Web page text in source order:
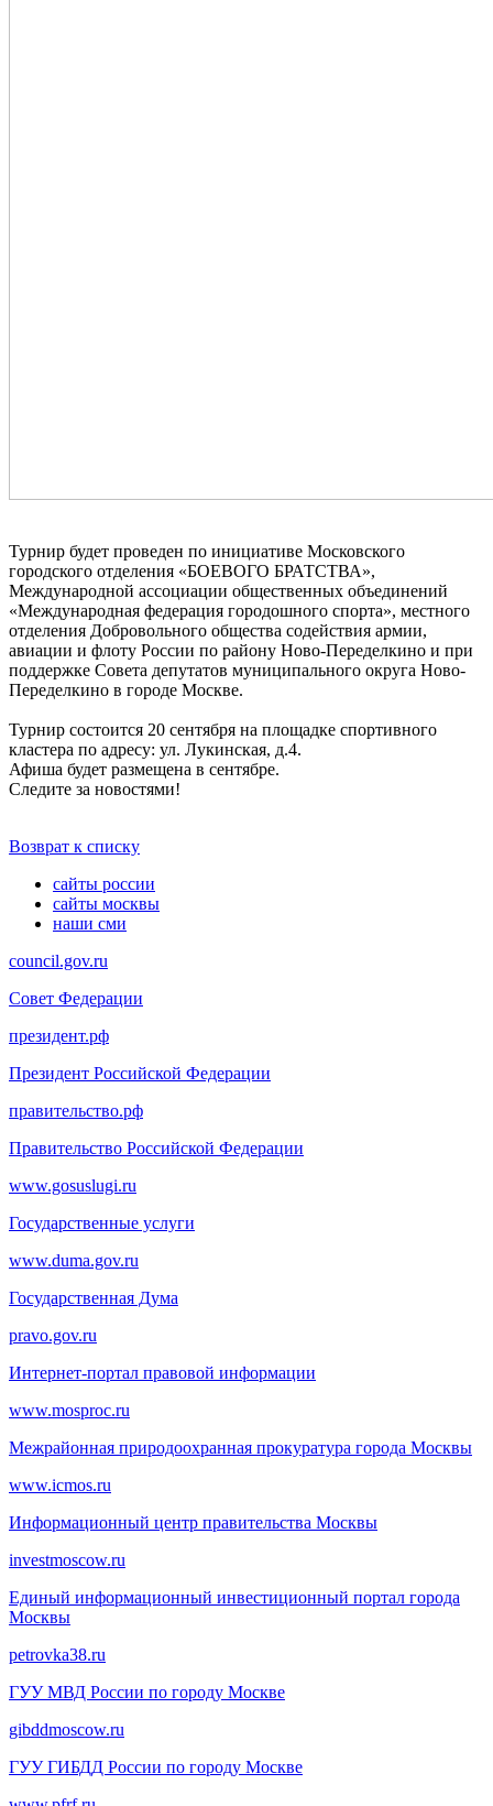
Турнир будет проведен по инициативе Московского
городского отделения «БОЕВОГО БРАТСТВА»,
Международной ассоциации общественных объединений
«Международная федерация городошного спорта», местного
отделения Добровольного общества содействия армии,
авиации и флоту России по району Ново-Переделкино и при
поддержке Совета депутатов муниципального округа Ново-
Переделкино в городе Москве.
Турнир состоится 20 сентября на площадке спортивного
кластера по адресу: ул. Лукинская, д.4.
Афиша будет размещена в сентябре.
Следите за новостями!
Возврат к списку
сайты россии
сайты москвы
наши сми
council.gov.ru
Совет Федерации
президент.рф
Президент Российской Федерации
правительство.рф
Правительство Российской Федерации
www.gosuslugi.ru
Государственные услуги
www.duma.gov.ru
Государственная Дума
pravo.gov.ru
Интернет-портал правовой информации
www.mosproc.ru
Межрайонная природоохранная прокуратура города Москвы
www.icmos.ru
Информационный центр правительства Москвы
investmoscow.ru
Единый информационный инвестиционный портал города
Москвы
petrovka38.ru
ГУУ МВД России по городу Москве
gibddmoscow.ru
ГУУ ГИБДД России по городу Москве